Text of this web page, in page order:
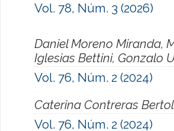
Vol. 78, Núm. 3 (2026)
Daniel Moreno Miranda,
Iglesias Bettini, Gonzalo
Vol. 76, Núm. 2 (2024)
Caterina Contreras
Vol. 76, Núm. 2 (2024)